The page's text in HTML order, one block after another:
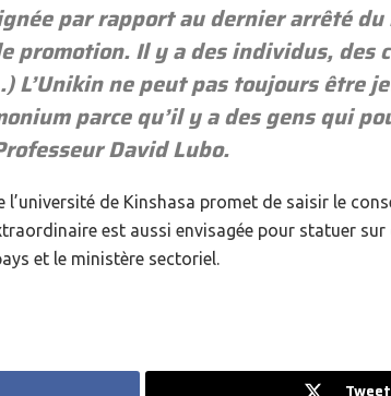
par rapport au dernier arrêté
promotion.Il y a des individus, des
L’Unikin ne peut pas toujours être
parce qu’il y a des gens qui
David Lubo.
l’université de Kinshasa promet de saisir le
est aussi envisagée pour statuer
et le ministère sectoriel.